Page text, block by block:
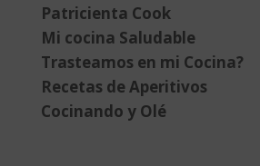
Patricienta Cook
Mi cocina Saludable
Trasteamos en mi Cocina?
Recetas de Aperitivos
Cocinando y Olé